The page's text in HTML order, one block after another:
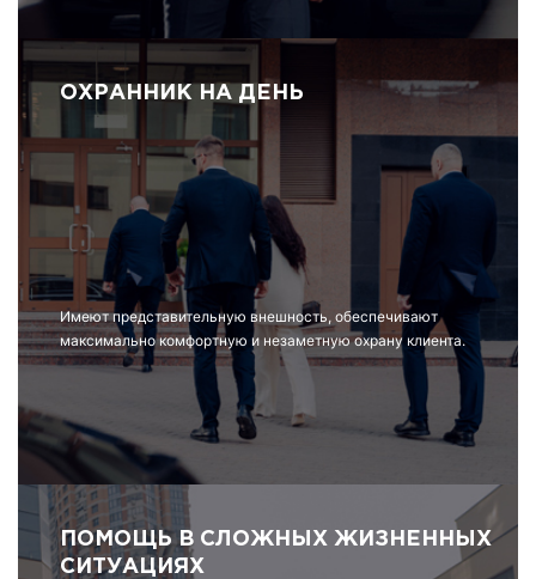
ОХРАННИК НА ДЕНЬ
Имеют представительную внешность, обеспечивают
максимально комфортную и незаметную охрану клиента.
ПОМОЩЬ В СЛОЖНЫХ ЖИЗНЕННЫХ
СИТУАЦИЯХ